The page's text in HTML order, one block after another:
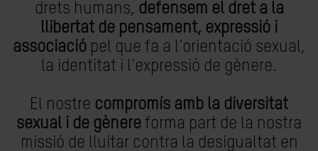
drets humans, defensem el dret a la
llibertat de pensament, expressió i
associació pel que fa a l’orientació sexual,
la identitat i l’expressió de gènere.
El nostre compromís amb la diversitat
sexual i de gènere forma part de la nostra
missió de lluitar contra la desigualtat en